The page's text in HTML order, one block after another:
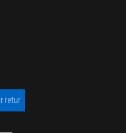
retur